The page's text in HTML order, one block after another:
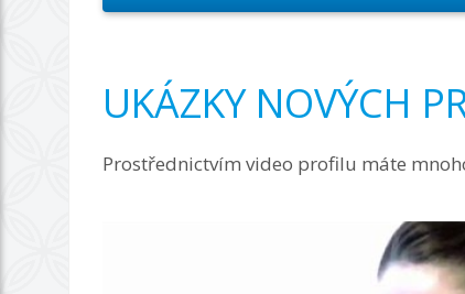
UKÁZKY NOVÝCH
Prostřednictvím video profilu máte